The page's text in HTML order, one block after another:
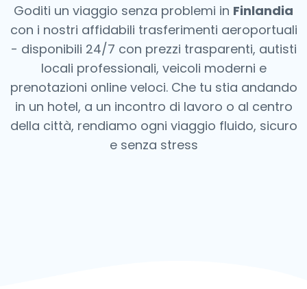
Goditi un viaggio senza problemi in Finlandia
con i nostri affidabili trasferimenti aeroportuali
- disponibili 24/7 con prezzi trasparenti, autisti
locali professionali, veicoli moderni e
prenotazioni online veloci. Che tu stia andando
in un hotel, a un incontro di lavoro o al centro
della città, rendiamo ogni viaggio fluido, sicuro
e senza stress